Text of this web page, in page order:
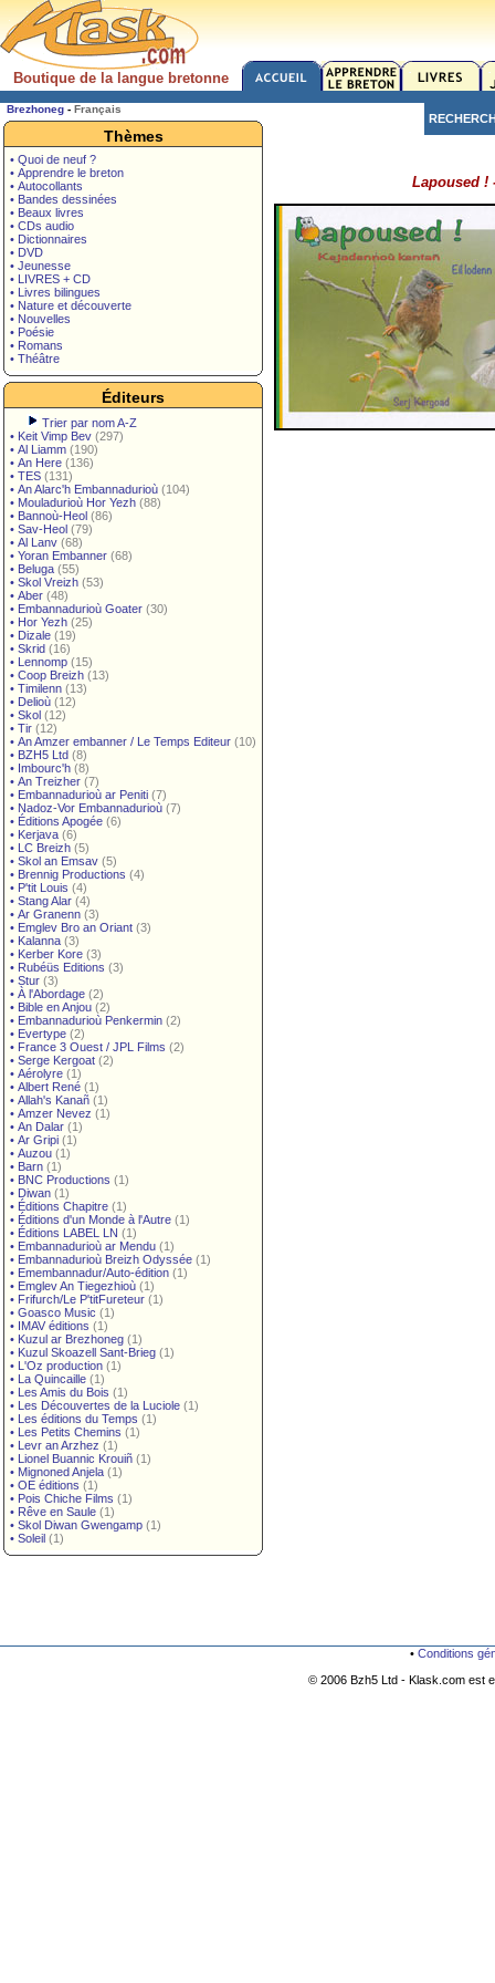
Boutique de la langue bretonne
Brezhoneg - Français
Thèmes
• Quoi de neuf ?
• Apprendre le breton
• Autocollants
• Bandes dessinées
• Beaux livres
• CDs audio
• Dictionnaires
• DVD
• Jeunesse
• LIVRES + CD
• Livres bilingues
• Nature et découverte
• Nouvelles
• Poésie
• Romans
• Théâtre
Éditeurs
Trier par nom A-Z
• Keit Vimp Bev (297)
• Al Liamm (190)
• An Here (136)
• TES (131)
• An Alarc'h Embannadurioù (104)
• Mouladurioù Hor Yezh (88)
• Bannoù-Heol (86)
• Sav-Heol (79)
• Al Lanv (68)
• Yoran Embanner (68)
• Beluga (55)
• Skol Vreizh (53)
• Aber (48)
• Embannadurioù Goater (30)
• Hor Yezh (25)
• Dizale (19)
• Skrid (16)
• Lennomp (15)
• Coop Breizh (13)
• Timilenn (13)
• Delioù (12)
• Skol (12)
• Tir (12)
• An Amzer embanner / Le Temps Editeur (10)
• BZH5 Ltd (8)
• Imbourc'h (8)
• An Treizher (7)
• Embannadurioù ar Peniti (7)
• Nadoz-Vor Embannadurioù (7)
• Éditions Apogée (6)
• Kerjava (6)
• LC Breizh (5)
• Skol an Emsav (5)
• Brennig Productions (4)
• P'tit Louis (4)
• Stang Alar (4)
• Ar Granenn (3)
• Emglev Bro an Oriant (3)
• Kalanna (3)
• Kerber Kore (3)
• Rubéüs Editions (3)
• Stur (3)
• À l'Abordage (2)
• Bible en Anjou (2)
• Embannadurioù Penkermin (2)
• Evertype (2)
• France 3 Ouest / JPL Films (2)
• Serge Kergoat (2)
• Aérolyre (1)
• Albert René (1)
• Allah's Kanañ (1)
• Amzer Nevez (1)
• An Dalar (1)
• Ar Gripi (1)
• Auzou (1)
• Barn (1)
• BNC Productions (1)
• Diwan (1)
• Éditions Chapitre (1)
• Éditions d'un Monde à l'Autre (1)
• Éditions LABEL LN (1)
• Embannadurioù ar Mendu (1)
• Embannadurioù Breizh Odyssée (1)
• Emembannadur/Auto-édition (1)
• Emglev An Tiegezhioù (1)
• Frifurch/Le P'titFureteur (1)
• Goasco Music (1)
• IMAV éditions (1)
• Kuzul ar Brezhoneg (1)
• Kuzul Skoazell Sant-Brieg (1)
• L'Oz production (1)
• La Quincaille (1)
• Les Amis du Bois (1)
• Les Découvertes de la Luciole (1)
• Les éditions du Temps (1)
• Les Petits Chemins (1)
• Levr an Arzhez (1)
• Lionel Buannic Krouiñ (1)
• Mignoned Anjela (1)
• OE éditions (1)
• Pois Chiche Films (1)
• Rêve en Saule (1)
• Skol Diwan Gwengamp (1)
• Soleil (1)
Lapoused !
• Conditions
© 2006 Bzh5 Ltd - Klask.com est